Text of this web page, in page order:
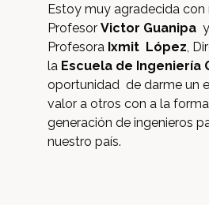
Estoy muy agradecida con
Profesor Victor Guanipa
Profesora Ixmit López ,
la Escuela de Ingeniería
oportunidad de darme un
valor a otros con a la
generación de ingenieros
nuestro país.